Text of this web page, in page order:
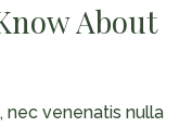
About
nec venenatis nulla